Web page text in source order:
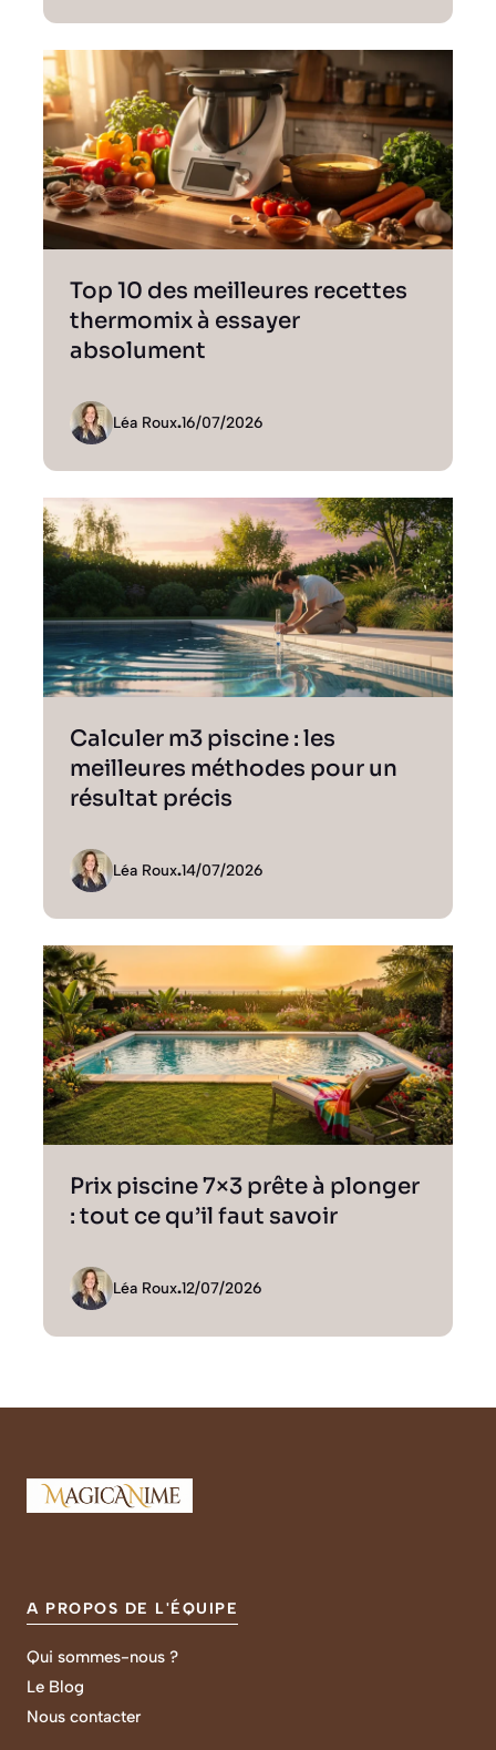
Top 10 des meilleures recettes
thermomix à essayer
absolument
Léa Roux.16/07/2026
Calculer m3 piscine : les
meilleures méthodes pour un
résultat précis
Léa Roux.14/07/2026
Prix piscine 7×3 prête à plonger
: tout ce qu’il faut savoir
Léa Roux.12/07/2026
A PROPOS DE L'ÉQUIPE
Qui sommes-nous ?
Le Blog
Nous contacter